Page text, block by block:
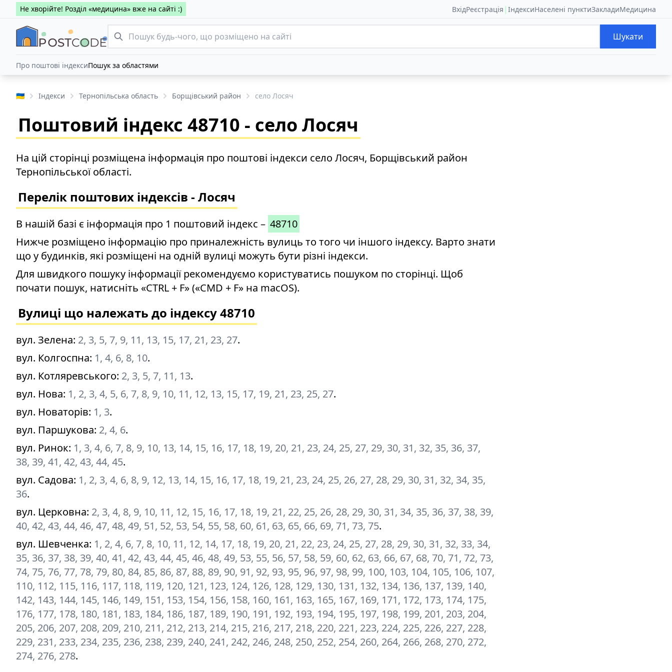
Не хворійте! Розділ «медицина» вже на сайті :) ВхідРеєстрація | ІндексиНаселені пунктиЗакладиМедицина
Шукати
Про поштові індексиПошук за областями
🇺🇦 Індекси Тернопільська область Борщівський район село Лосяч
Поштовий індекс 48710 - село Лосяч
На цій сторінці розміщена інформація про поштові індекси село Лосяч, Борщівський район
Тернопільської області.
Перелік поштових індексів - Лосяч
В нашій базі є інформація про 1 поштовий індекс – 48710
Нижче розміщено інформацію про приналежність вулиць то того чи іншого індексу. Варто знати
що у будинків, які розміщені на одній вулиці можуть бути різні індекси.
Для швидкого пошуку інформації рекомендуємо користуватись пошуком по сторінці. Щоб
почати пошук, натисніть «CTRL + F» («CMD + F» на macOS).
Вулиці що належать до індексу 48710
вул. Зелена: 2, 3, 5, 7, 9, 11, 13, 15, 17, 21, 23, 27.
вул. Колгоспна: 1, 4, 6, 8, 10.
вул. Котляревського: 2, 3, 5, 7, 11, 13.
вул. Нова: 1, 2, 3, 4, 5, 6, 7, 8, 9, 10, 11, 12, 13, 15, 17, 19, 21, 23, 25, 27.
вул. Новаторів: 1, 3.
вул. Паршукова: 2, 4, 6.
вул. Ринок: 1, 3, 4, 6, 7, 8, 9, 10, 13, 14, 15, 16, 17, 18, 19, 20, 21, 23, 24, 25, 27, 29, 30, 31, 32, 35, 36, 37,
38, 39, 41, 42, 43, 44, 45.
вул. Садова: 1, 2, 3, 4, 6, 8, 9, 12, 13, 14, 15, 16, 17, 18, 19, 21, 23, 24, 25, 26, 27, 28, 29, 30, 31, 32, 34, 35,
36.
вул. Церковна: 2, 3, 4, 8, 9, 10, 11, 12, 15, 16, 17, 18, 19, 21, 22, 25, 26, 28, 29, 30, 31, 34, 35, 36, 37, 38, 39,
40, 42, 43, 44, 46, 47, 48, 49, 51, 52, 53, 54, 55, 58, 60, 61, 63, 65, 66, 69, 71, 73, 75.
вул. Шевченка: 1, 2, 4, 6, 7, 8, 10, 11, 12, 14, 17, 18, 19, 20, 21, 22, 23, 24, 25, 27, 28, 29, 30, 31, 32, 33, 34,
35, 36, 37, 38, 39, 40, 41, 42, 43, 44, 45, 46, 48, 49, 53, 55, 56, 57, 58, 59, 60, 62, 63, 66, 67, 68, 70, 71, 72, 73,
74, 75, 76, 77, 78, 79, 80, 84, 85, 86, 87, 88, 89, 90, 91, 92, 93, 95, 96, 97, 98, 99, 100, 103, 104, 105, 106, 107,
110, 112, 115, 116, 117, 118, 119, 120, 121, 123, 124, 126, 128, 129, 130, 131, 132, 134, 136, 137, 139, 140,
142, 143, 144, 145, 146, 149, 151, 153, 154, 156, 158, 160, 161, 163, 165, 167, 169, 171, 172, 173, 174, 175,
176, 177, 178, 180, 181, 183, 184, 186, 187, 189, 190, 191, 192, 193, 194, 195, 197, 198, 199, 201, 203, 204,
205, 206, 207, 208, 209, 210, 211, 212, 213, 214, 215, 216, 217, 218, 220, 221, 223, 224, 225, 226, 227, 228,
229, 231, 233, 234, 235, 236, 238, 239, 240, 241, 242, 246, 248, 250, 252, 254, 260, 264, 266, 268, 270, 272,
274, 276, 278.